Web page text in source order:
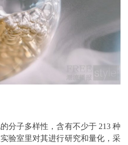
分子多样性，含有不少于 213 种
验室里对其进行研究和量化，采